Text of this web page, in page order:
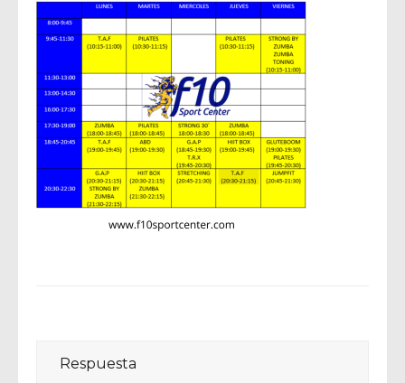
Respuesta